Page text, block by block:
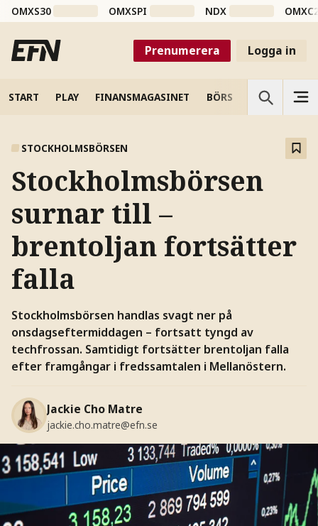
OMXS30 OMXSPI NDX
Prenumerera Logga in
START PLAY FINANSMAGASINET BÖRS VETENSKAP
STOCKHOLMSBÖRSEN
Stockholmsbörsen
surnar till –
brentoljan fortsätter
falla
Stockholmsbörsen handlas svagt ner på
onsdagseftermiddagen – fortsatt tyngd av
techfrossan. Samtidigt fortsätter brentoljan falla
efter framgångar i fredssamtalen i Mellanöstern.
Jackie Cho Matre
jackie.cho.matre@efn.se